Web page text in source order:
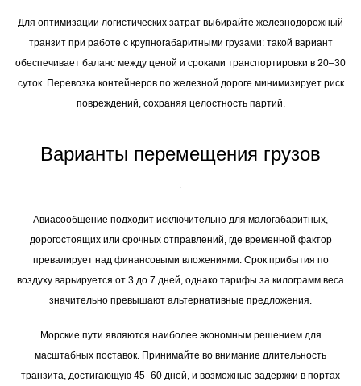
Для оптимизации логистических затрат выбирайте железнодорожный
транзит при работе с крупногабаритными грузами: такой вариант
обеспечивает баланс между ценой и сроками транспортировки в 20–30
суток. Перевозка контейнеров по железной дороге минимизирует риск
повреждений, сохраняя целостность партий.
Варианты перемещения грузов
Авиасообщение подходит исключительно для малогабаритных,
дорогостоящих или срочных отправлений, где временной фактор
превалирует над финансовыми вложениями. Срок прибытия по
воздуху варьируется от 3 до 7 дней, однако тарифы за килограмм веса
значительно превышают альтернативные предложения.
Морские пути являются наиболее экономным решением для
масштабных поставок. Принимайте во внимание длительность
транзита, достигающую 45–60 дней, и возможные задержки в портах